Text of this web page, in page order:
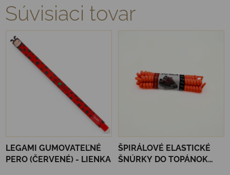
Súvisiaci tovar
LEGAMI GUMOVATEĽNÉ
PERO (ČERVENÉ) - LIENKA
ŠPIRÁLOVÉ ELASTICKÉ
ŠNÚRKY DO TOPÁNOK